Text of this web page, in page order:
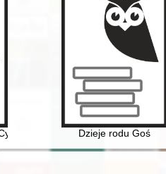
Wojskowej Akademii
Dzieje rodu Goś